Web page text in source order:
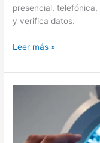
presencial,
y verifica datos.
Turnos
Leer más »